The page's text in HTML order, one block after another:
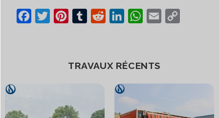
Facebook
Twitter Pinterest
Tumblr Reddit LinkedInWhatsApp
Email
TRAVAUX RÉCENTS